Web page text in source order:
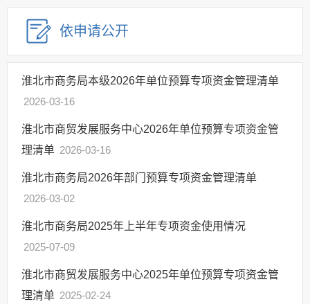
公务员及事业单位招录
应急管理
回应关切
监督保障
其他法定信息
依申请公开
淮北市商务局本级2026年单位预算专项资金管理清单
2026-03-16
淮北市商贸发展服务中心2026年单位预算专项资金管
理清单 2026-03-16
淮北市商务局2026年部门预算专项资金管理清单
2026-03-02
淮北市商务局2025年上半年专项资金使用情况
2025-07-09
淮北市商贸发展服务中心2025年单位预算专项资金管
理清单 2025-02-24